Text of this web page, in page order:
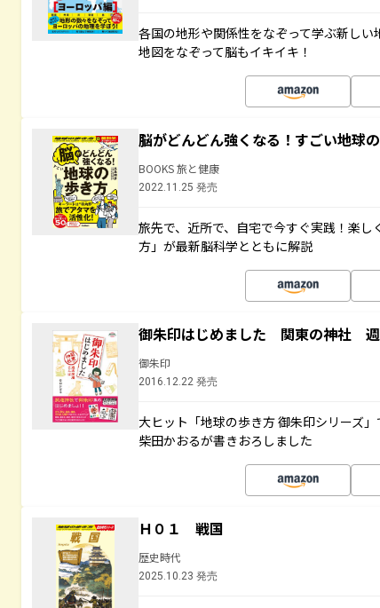
各国の地形や関係性をなぞって学ぶ新し
地図をなぞって脳もイキイキ！
脳がどんどん強くなる！すごい地球
BOOKS 旅と健康
2022.11.25 発売
旅先で、近所で、自宅で今すぐ実践！楽
方」が最新脳科学とともに解説
御朱印はじめました 関東の神社 週
御朱印
2016.12.22 発売
大ヒット「地球の歩き方 御朱印シリーズ
柴田かおるが書きおろしました
Ｈ０１ 戦国
歴史時代
2025.10.23 発売